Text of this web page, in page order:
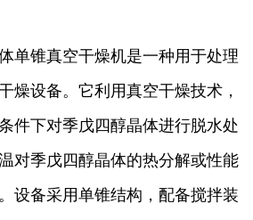
单锥真空干燥机是一种用于处理
燥设备。它利用真空干燥技术，
件下对季戊四醇晶体进行脱水处
对季戊四醇晶体的热分解或性能
设备采用单锥结构，配备搅拌装